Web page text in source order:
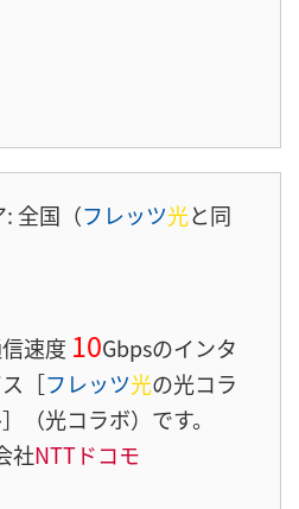
全国（フレッツ光と同
速度 10Gbpsのインタ
［フレッツ光の光コラ
（光コラボ）です。
社NTTドコモ